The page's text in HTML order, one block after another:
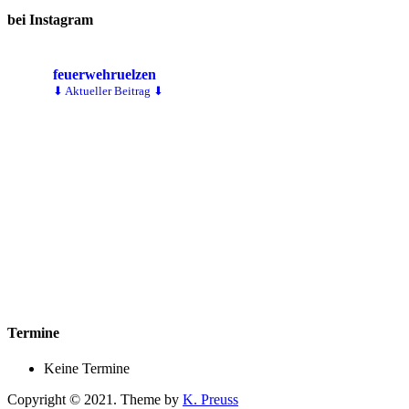
bei Instagram
feuerwehruelzen
⬇ Aktueller Beitrag ⬇
Termine
Keine Termine
Copyright © 2021. Theme by K. Preuss